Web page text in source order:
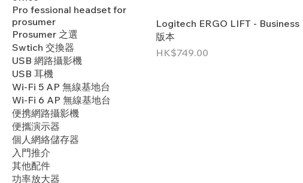
Pro fessional headset for
prosumer
Prosumer 之選
Swtich 交換器
USB 網路攝影機
USB 耳機
Wi-Fi 5 AP 無線基地台
Wi-Fi 6 AP 無線基地台
便携網路攝影機
便攜演示器
個人網絡儲存器
入門推介
其他配件
功率放大器
Logitech ERGO LIFT - Business
版本
價格
HK$749.00